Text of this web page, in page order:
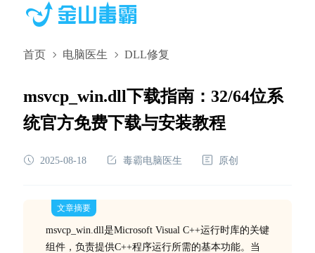
首页 电脑医生 DLL修复
msvcp_win.dll下载指南：32/64位系
统官方免费下载与安装教程
2025-08-18 毒霸电脑医生 原创
文章摘要
msvcp_win.dll是Microsoft Visual C++运行时库的关键
组件，负责提供C++程序运行所需的基本功能。当